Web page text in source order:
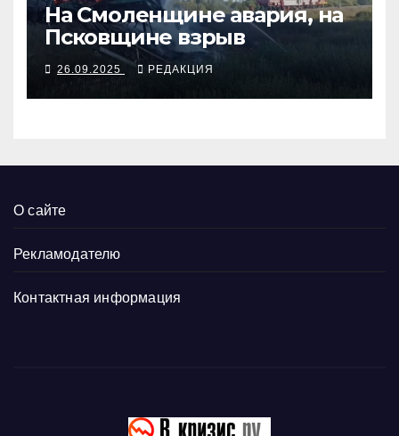
На Смоленщине авария, на
Псковщине взрыв
26.09.2025 РЕДАКЦИЯ
О сайте
Рекламодателю
Контактная информация